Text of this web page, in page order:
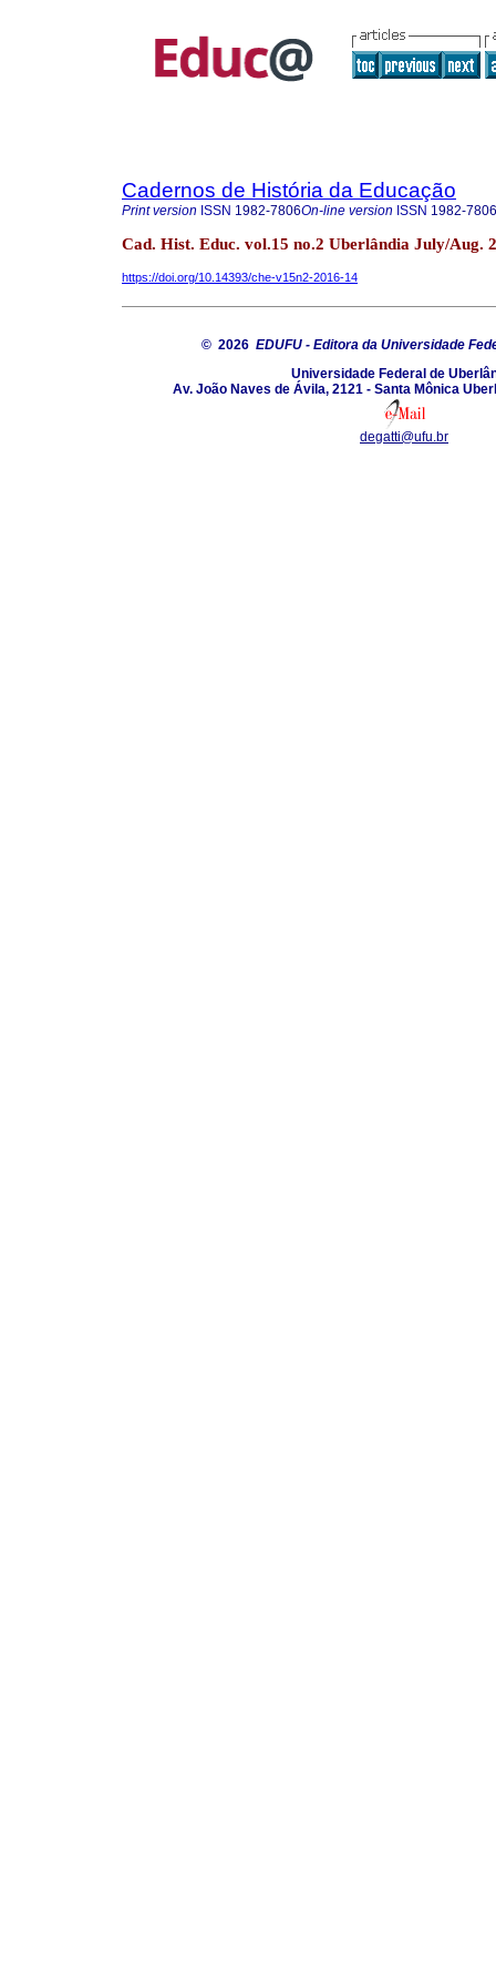
Cadernos de História da Educação
Print version ISSN 1982-7806On-line version ISSN 1982-7806
Cad. Hist. Educ. vol.15 no.2 Uberlândia July/Aug.
https://doi.org/10.14393/che-v15n2-2016-14
© 2026 EDUFU - Editora da Universidade
Universidade Federal de
Av. João Naves de Ávila, 2121 - Santa Mônica
degatti@ufu.br